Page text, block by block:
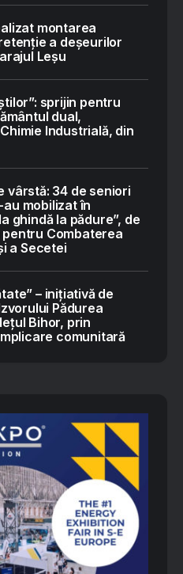
montarea
a deșeurilor
Leșu
sprijin pentru
dual,
Industrială, din
vârstă: 34 de seniori
mobilizat în
ghindă la pădure”, de
pentru Combaterea
a Secetei
– inițiativă de
Pădurea
Bihor, prin
comunitară